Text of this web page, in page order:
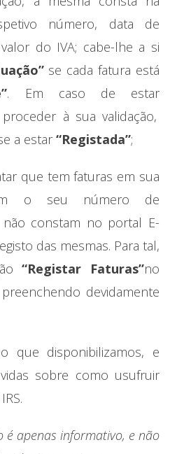
número, data de
do IVA; cabe-lhe a si
se cada fatura está
. Em caso de estar
à sua validação,
a estar “Registada”;
que tem faturas em sua
o seu número de
constam no portal E-
das mesmas. Para tal,
“Registar Faturas”no
devidamente
que disponibilizamos, e
sobre como usufruir
é apenas informativo, e não